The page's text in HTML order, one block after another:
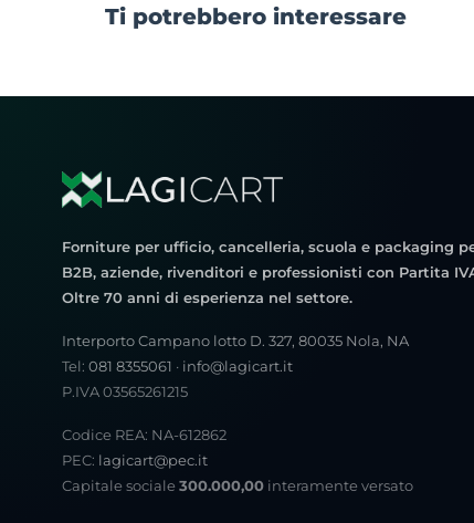
Ti potrebbero interessare
Forniture per ufficio, cancelleria, scuola e packaging
B2B, aziende, rivenditori e professionisti con Partita
Oltre 70 anni di esperienza nel settore.
Interporto Campano lotto D. 327, 80035 Nola, NA
Tel: 081 8355061 · info@lagicart.it
P.IVA 03565261215
Codice REA: NA-612862
PEC: lagicart@pec.it
Capitale sociale 300.000,00 interamente versato